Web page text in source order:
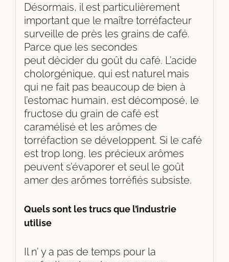
Désormais, il est particulièrement
important que le maître torréfacteur
surveille de près les grains de café.
Parce que les secondes
peut décider du goût du café. L’acide
cholorgénique, qui est naturel mais
qui ne fait pas beaucoup de bien à
l’estomac humain, est décomposé, le
fructose du grain de café est
caramélisé et les arômes de
torréfaction se développent. Si le café
est trop long, les précieux arômes
peuvent s’évaporer et seul le goût
amer des arômes torréfiés subsiste.
Quels sont les trucs que l’industrie
utilise
Il n’ y a pas de temps pour la